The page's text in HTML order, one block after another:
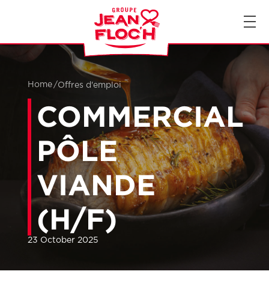
Home /Offres d'emploi
COMMERCIAL
PÔLE
VIANDE
(H/F)
23 October 2025